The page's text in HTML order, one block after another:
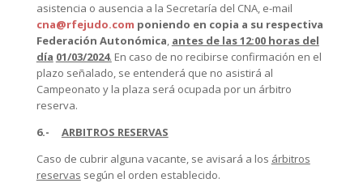
asistencia o ausencia a la Secretaría del CNA, e-mail
cna@rfejudo.com poniendo en copia a su respectiva
Federación Autonómica, antes de las 12:00 horas del
día 01/03/2024. En caso de no recibirse confirmación en el
plazo señalado, se entenderá que no asistirá al
Campeonato y la plaza será ocupada por un árbitro
reserva.
6.-
ARBITROS RESERVAS
Caso de cubrir alguna vacante, se avisará a los árbitros
reservas según el orden establecido.